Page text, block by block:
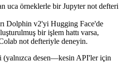
uca örneklerle bir Jupyter not defteri
Dolphin v2'yi Hugging Face'de
bir işlem hattı varsa,
not defteriyle deneyin.
(yalnızca desen—kesin API'ler için